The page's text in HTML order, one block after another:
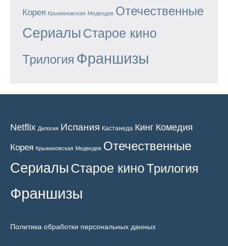
Корея Крыжановская Медведев Отечественные
Сериалы Старое кино
Трилогия Франшизы
Netflix Дилогия Испания Кастанеда Кинг Комедия
Корея Крыжановская Медведев Отечественные
Сериалы Старое киноТрилогия
Франшизы
Политика обработки персональных данных